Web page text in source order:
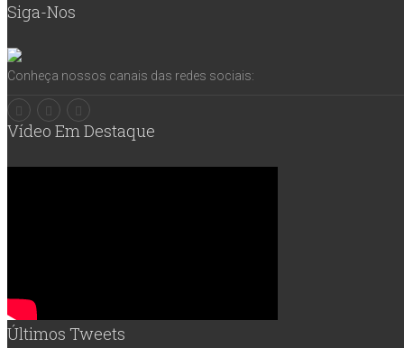
Siga-Nos
Conheça nossos canais das redes sociais:
Vídeo Em Destaque
Últimos Tweets